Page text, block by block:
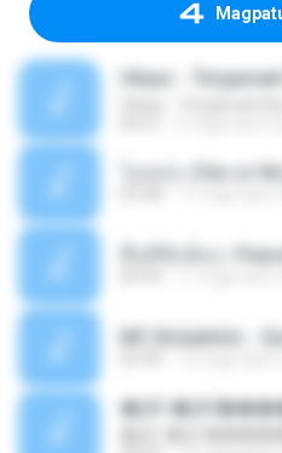
Ukays - Tergamak
พื้นที่ซับซ้อน -
�Ԫ